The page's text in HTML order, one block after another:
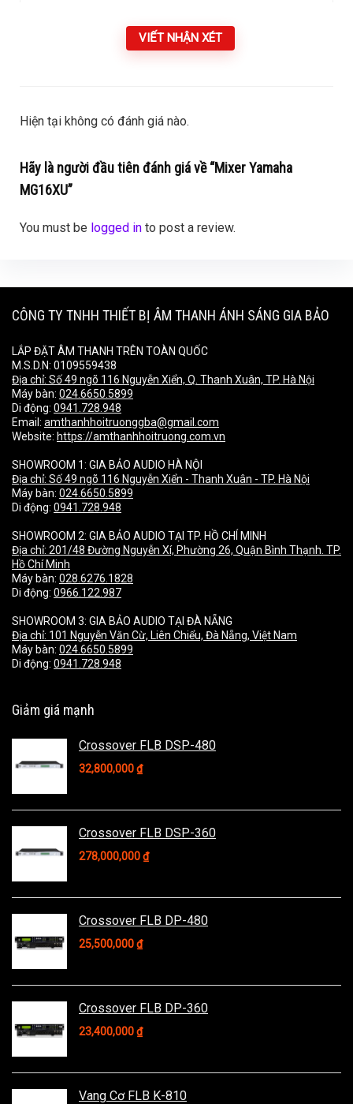
VIẾT NHẬN XÉT
Hiện tại không có đánh giá nào.
Hãy là người đầu tiên đánh giá về “Mixer Yamaha
MG16XU”
You must be logged in to post a review.
CÔNG TY TNHH THIẾT BỊ ÂM THANH ÁNH SÁNG GIA BẢO
LẮP ĐẶT ÂM THANH TRÊN TOÀN QUỐC
M.S.D.N: 0109559438
Địa chỉ: Số 49 ngõ 116 Nguyễn Xiển, Q. Thanh Xuân, TP. Hà Nội
Máy bàn: 024.6650.5899
Di động: 0941.728.948
Email: amthanhhoitruonggba@gmail.com
Website: https://amthanhhoitruong.com.vn
SHOWROOM 1: GIA BẢO AUDIO HÀ NỘI
Địa chỉ: Số 49 ngõ 116 Nguyễn Xiển - Thanh Xuân - TP. Hà Nội
Máy bàn: 024.6650.5899
Di động: 0941.728.948
SHOWROOM 2: GIA BẢO AUDIO TẠI TP. HỒ CHÍ MINH
Địa chỉ: 201/48 Đường Nguyễn Xí, Phường 26, Quận Bình Thạnh. TP.
Hồ Chí Minh
Máy bàn: 028.6276.1828
Di động: 0966.122.987
SHOWROOM 3: GIA BẢO AUDIO TẠI ĐÀ NẴNG
Địa chỉ: 101 Nguyễn Văn Cừ, Liên Chiểu, Đà Nẵng, Việt Nam
Máy bàn: 024.6650.5899
Di động: 0941.728.948
Giảm giá mạnh
Crossover FLB DSP-480
32,800,000₫
Crossover FLB DSP-360
278,000,000₫
Crossover FLB DP-480
25,500,000₫
Crossover FLB DP-360
23,400,000₫
Vang Cơ FLB K-810